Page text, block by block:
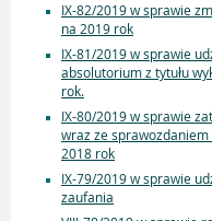
IX-82/2019 w sprawie
na 2019 rok
IX-81/2019 w sprawie
absolutorium z tytułu
rok.
IX-80/2019 w sprawie
wraz ze sprawozdaniem
2018 rok
IX-79/2019 w sprawie
zaufania